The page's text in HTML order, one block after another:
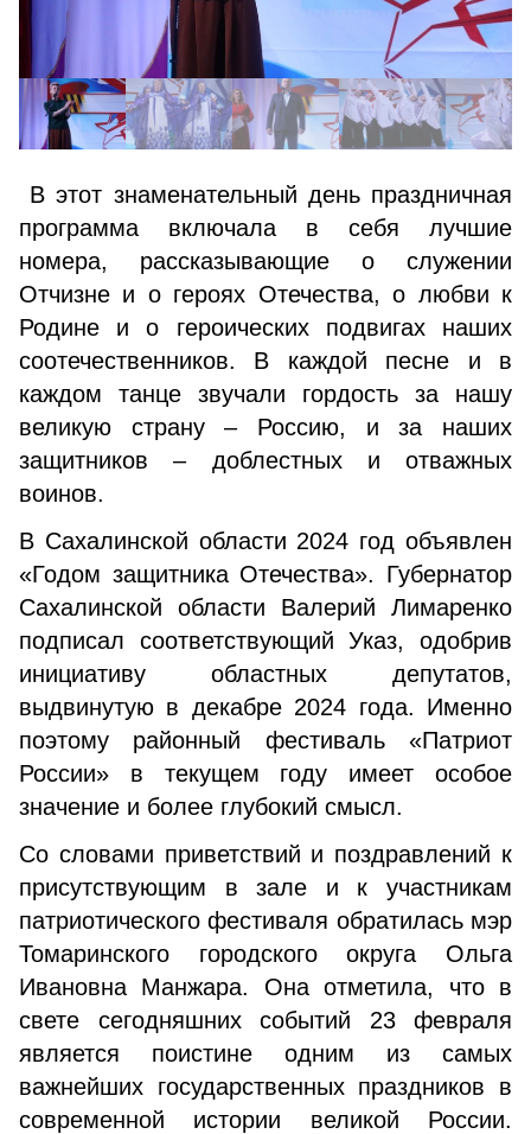
В этот знаменательный день праздничная
программа включала в себя лучшие
номера, рассказывающие о служении
Отчизне и о героях Отечества, о любви к
Родине и о героических подвигах наших
соотечественников. В каждой песне и в
каждом танце звучали гордость за нашу
великую страну – Россию, и за наших
защитников – доблестных и отважных
воинов.
В Сахалинской области 2024 год объявлен
«Годом защитника Отечества». Губернатор
Сахалинской области Валерий Лимаренко
подписал соответствующий Указ, одобрив
инициативу областных депутатов,
выдвинутую в декабре 2024 года. Именно
поэтому районный фестиваль «Патриот
России» в текущем году имеет особое
значение и более глубокий смысл.
Со словами приветствий и поздравлений к
присутствующим в зале и к участникам
патриотического фестиваля обратилась мэр
Томаринского городского округа Ольга
Ивановна Манжара. Она отметила, что в
свете сегодняшних событий 23 февраля
является поистине одним из самых
важнейших государственных праздников в
современной истории великой России.